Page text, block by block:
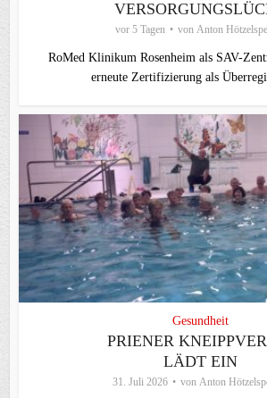
vor 5 Tagen von Anton
RoMed Klinikum Rosenheim als SAV-
erneute Zertifizierung als
Gesundheit
PRIENER
LÄDT EIN
31. Juli 2026 von Anton